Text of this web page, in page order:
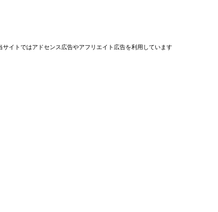
サイトではアドセンス広告やアフリエイト広告を利用しています